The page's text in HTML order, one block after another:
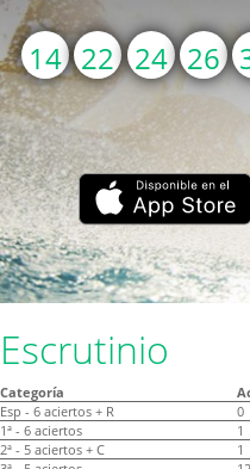
14 22 24 26
Escrutinio
Categoría
Esp - 6 aciertos + R
0
1ª - 6 aciertos
1
2ª - 5 aciertos + C
1